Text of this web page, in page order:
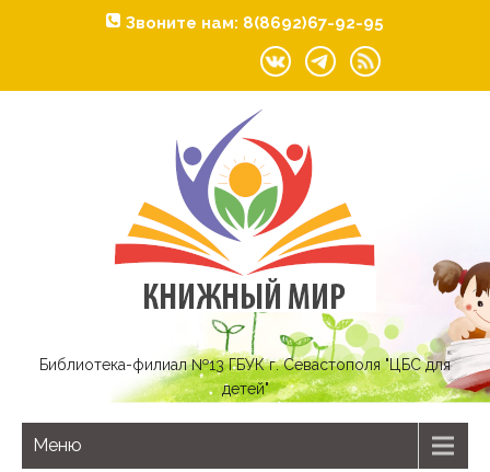
Звоните нам: 8(8692)67-92-95
Библиотека-филиал №13 ГБУК г. Севастополя "ЦБС для
детей"
Меню